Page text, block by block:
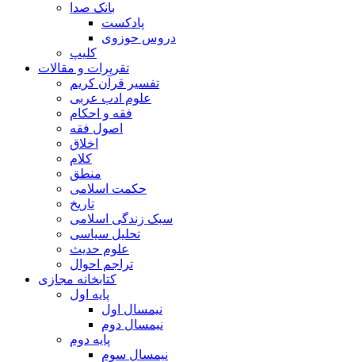
بانک صدا
پادکست
دروس حوزوی
کلیپ
تقریرات و مقالات
تفسیر قرآن کریم
علوم ادب عربی
فقه و احکام
اصول فقه
اخلاق
کلام
منطق
حکمت اسلامی
تاریخ
سبک زندگی اسلامی
تحلیل سیاسی
علوم حدیث
تراجم احوال
کتابخانه مجازی
پایه اول
نیمسال اول
نیمسال دوم
پایه دوم
نیمسال سوم